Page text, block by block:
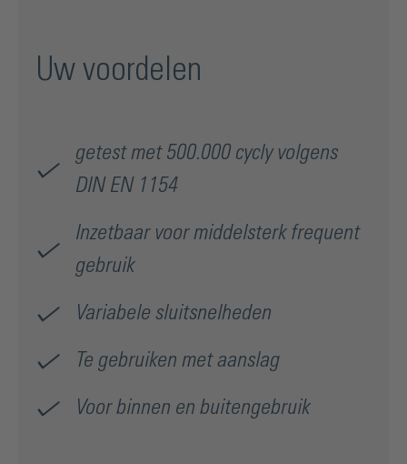
Uw voordelen
getest met 500.000 cycly volgens
DIN EN 1154
Inzetbaar voor middelsterk frequent
gebruik
Variabele sluitsnelheden
Te gebruiken met aanslag
Voor binnen en buitengebruik